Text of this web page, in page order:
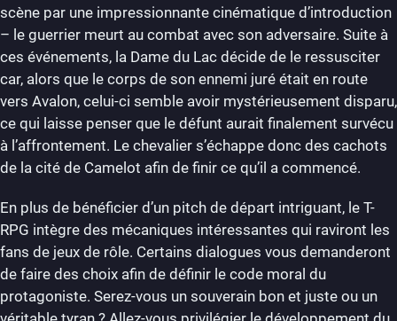
scène par une impressionnante cinématique d’introduction
– le guerrier meurt au combat avec son adversaire. Suite à
ces événements, la Dame du Lac décide de le ressusciter
car, alors que le corps de son ennemi juré était en route
vers Avalon, celui-ci semble avoir mystérieusement disparu,
ce qui laisse penser que le défunt aurait finalement survécu
à l’affrontement. Le chevalier s’échappe donc des cachots
de la cité de Camelot afin de finir ce qu’il a commencé.
En plus de bénéficier d’un pitch de départ intriguant, le T-
RPG intègre des mécaniques intéressantes qui raviront les
fans de jeux de rôle. Certains dialogues vous demanderont
de faire des choix afin de définir le code moral du
protagoniste. Serez-vous un souverain bon et juste ou un